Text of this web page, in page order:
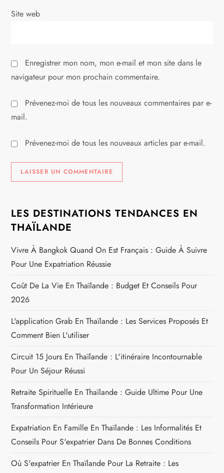
i
l
e
Site web
Enregistrer mon nom, mon e-mail et mon site dans le
navigateur pour mon prochain commentaire.
Prévenez-moi de tous les nouveaux commentaires par e-
mail.
Prévenez-moi de tous les nouveaux articles par e-mail.
LES DESTINATIONS TENDANCES EN
THAÏLANDE
Vivre À Bangkok Quand On Est Français : Guide À Suivre
Pour Une Expatriation Réussie
Coût De La Vie En Thaïlande : Budget Et Conseils Pour
2026
L'application Grab En Thaïlande : Les Services Proposés Et
Comment Bien L'utiliser
Circuit 15 Jours En Thaïlande : L'itinéraire Incontournable
Pour Un Séjour Réussi
Retraite Spirituelle En Thaïlande : Guide Ultime Pour Une
Transformation Intérieure
Expatriation En Famille En Thaïlande : Les Informalités Et
Conseils Pour S'expatrier Dans De Bonnes Conditions
Où S'expatrier En Thaïlande Pour La Retraite : Les